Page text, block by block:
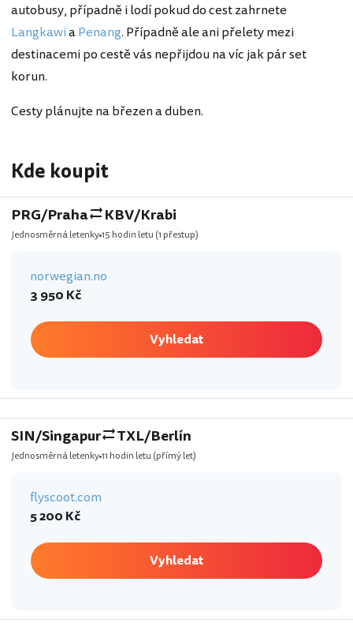
autobusy, případně i lodí pokud do cest zahrnete
LangkawiaPenang. Případně ale ani přelety mezi
destinacemi po cestě vás nepřijdou na víc jak pár set
korun.
Cesty plánujte na březen a duben.
Kde koupit
PRG/Praha KBV/Krabi
Jednosměrná letenky15 hodin letu (1 přestup)
norwegian.no
3 950 Kč
Vyhledat
SIN/Singapur TXL/Berlín
Jednosměrná letenky11 hodin letu (přímý let)
flyscoot.com
5 200 Kč
Vyhledat